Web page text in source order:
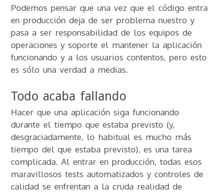
Podemos pensar que una vez que el código entra
en producción deja de ser problema nuestro y
pasa a ser responsabilidad de los equipos de
operaciones y soporte el mantener la aplicación
funcionando y a los usuarios contentos, pero esto
es sólo una verdad a medias.
Todo acaba fallando
Hacer que una aplicación siga funcionando
durante el tiempo que estaba previsto (y,
desgraciadamente, lo habitual es mucho más
tiempo del que estaba previsto), es una tarea
complicada. Al entrar en producción, todas esos
maravillosos tests automatizados y controles de
calidad se enfrentan a la cruda realidad de